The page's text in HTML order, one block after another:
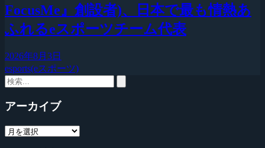
FocusMe』創設者)、日本で最も情熱あ
ふれるeスポーツチーム代表
2026年8月3日
esports(eスポーツ)
アーカイブ